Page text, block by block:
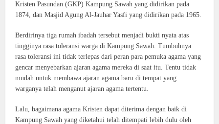
Kristen Pasundan (GKP) Kampung Sawah yang didirikan pada
1874, dan Masjid Agung Al-Jauhar Yasfi yang didirikan pada 1965.
Berdirinya tiga rumah ibadah tersebut menjadi bukti nyata atas
tingginya rasa toleransi warga di Kampung Sawah. Tumbuhnya
rasa toleransi ini tidak terlepas dari peran para pemuka agama yang
gencar menyebarkan ajaran agama mereka di saat itu. Tentu tidak
mudah untuk membawa ajaran agama baru di tempat yang
warganya telah menganut ajaran agama tertentu.
Lalu, bagaimana agama Kristen dapat diterima dengan baik di
Kampung Sawah yang diketahui telah ditempati lebih dulu oleh